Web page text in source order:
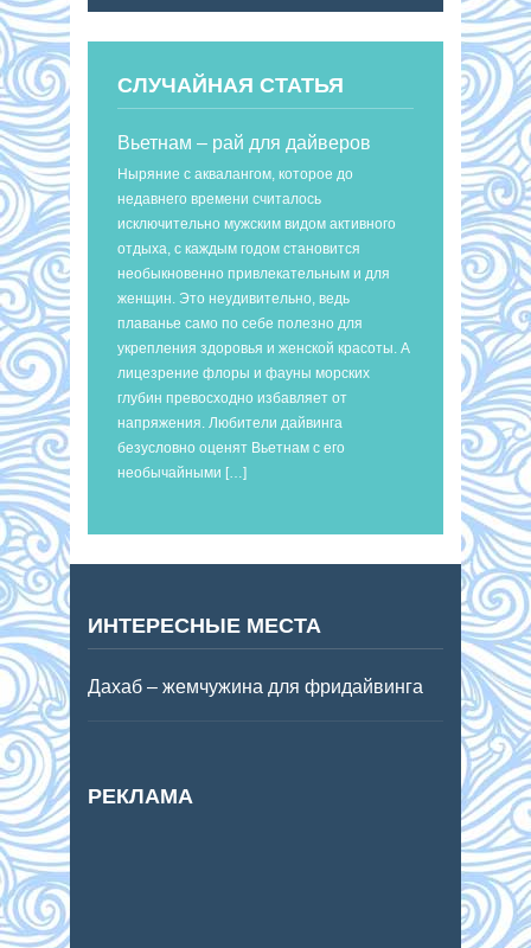
СЛУЧАЙНАЯ СТАТЬЯ
Вьетнам – рай для дайверов
Ныряние с аквалангом, которое до
недавнего времени считалось
исключительно мужским видом активного
отдыха, с каждым годом становится
необыкновенно привлекательным и для
женщин. Это неудивительно, ведь
плаванье само по себе полезно для
укрепления здоровья и женской красоты. А
лицезрение флоры и фауны морских
глубин превосходно избавляет от
напряжения. Любители дайвинга
безусловно оценят Вьетнам с его
необычайными […]
ИНТЕРЕСНЫЕ МЕСТА
Дахаб – жемчужина для фридайвинга
РЕКЛАМА